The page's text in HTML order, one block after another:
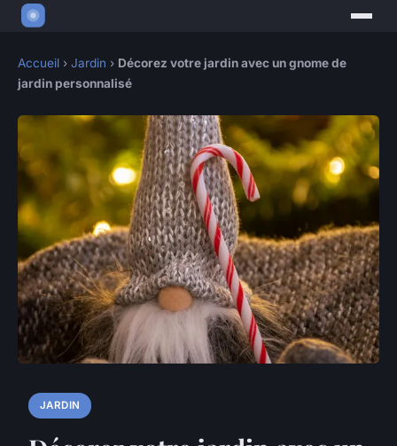
Accueil › Jardin › Décorez votre jardin avec un gnome de
jardin personnalisé
JARDIN